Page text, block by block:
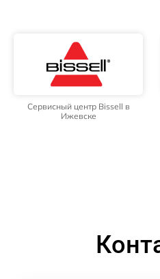
Сервисный центр Bissell в
Ижевске